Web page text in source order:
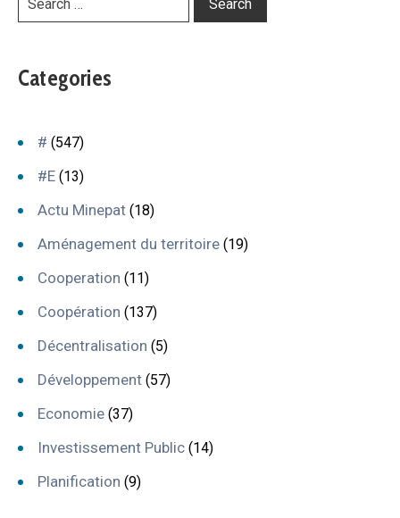
Categories
# (547)
#E (13)
Actu Minepat (18)
Aménagement du territoire (19)
Cooperation (11)
Coopération (137)
Décentralisation (5)
Développement (57)
Economie (37)
Investissement Public (14)
Planification (9)